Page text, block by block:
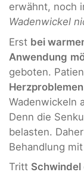
erwähnt, noch
Wadenwickel
Erst bei
Anwendung
geboten.
Herzproblemen
Wadenwickeln
Denn die
belasten.
Behandlung
Tritt Schwindel